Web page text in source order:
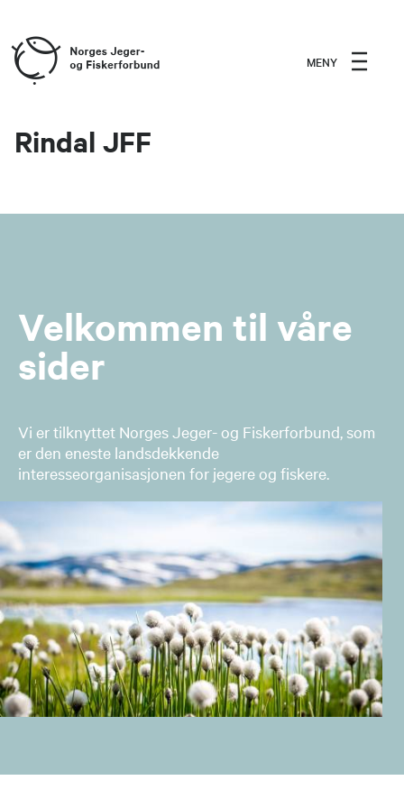
MENY
Rindal JFF
Velkommen til våre
sider
Vi er tilknyttet Norges Jeger- og Fiskerforbund, som
er den eneste landsdekkende
interesseorganisasjonen for jegere og fiskere.